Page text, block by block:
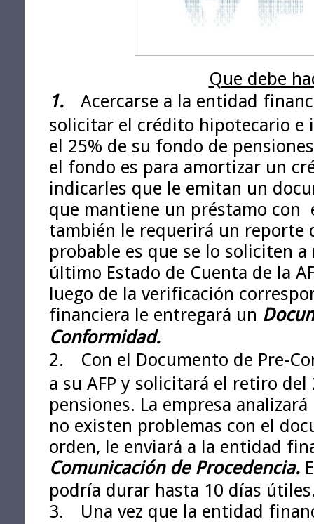
Que debe
1.
Acercarse a la entidad
solicitar el crédito hipotecario e
el 25% de su fondo de
el fondo es para amortizar un
indicarles que le emitan un
que mantiene un préstamo con
también le requerirá un reporte
probable es que se lo soliciten
último Estado de Cuenta de la
luego de la verificación
financiera le entregará un
Conformidad.
2.
Con el Documento de Pre-
a su AFP y solicitará el retiro
pensiones. La empresa
no existen problemas con el
orden, le enviará a la entidad
Comunicación de Procedencia.
podría durar hasta 10 días
3.
Una vez que la entidad